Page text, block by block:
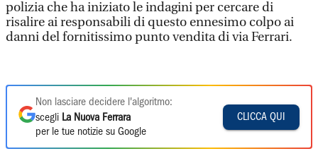
polizia che ha iniziato le indagini per cercare di
risalire ai responsabili di questo ennesimo colpo ai
danni del fornitissimo punto vendita di via Ferrari.
Non lasciare decidere l'algoritmo:
scegli La Nuova Ferrara
per le tue notizie su Google
CLICCA QUI